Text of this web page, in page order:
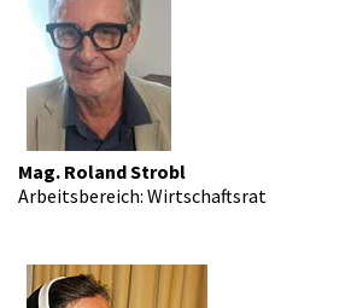
Mag. Roland Strobl
Arbeitsbereich: Wirtschaftsrat